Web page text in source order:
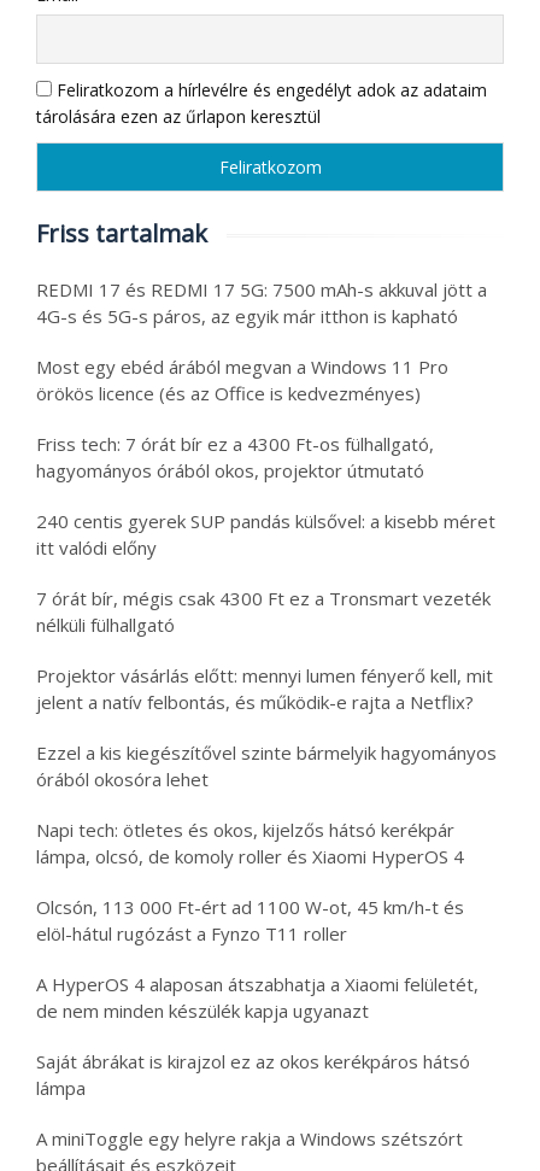
Feliratkozom a hírlevélre és engedélyt adok az adataim
tárolására ezen az űrlapon keresztül
Friss tartalmak
REDMI 17 és REDMI 17 5G: 7500 mAh-s akkuval jött a
4G-s és 5G-s páros, az egyik már itthon is kapható
Most egy ebéd árából megvan a Windows 11 Pro
örökös licence (és az Office is kedvezményes)
Friss tech: 7 órát bír ez a 4300 Ft-os fülhallgató,
hagyományos órából okos, projektor útmutató
240 centis gyerek SUP pandás külsővel: a kisebb méret
itt valódi előny
7 órát bír, mégis csak 4300 Ft ez a Tronsmart vezeték
nélküli fülhallgató
Projektor vásárlás előtt: mennyi lumen fényerő kell, mit
jelent a natív felbontás, és működik-e rajta a Netflix?
Ezzel a kis kiegészítővel szinte bármelyik hagyományos
órából okosóra lehet
Napi tech: ötletes és okos, kijelzős hátsó kerékpár
lámpa, olcsó, de komoly roller és Xiaomi HyperOS 4
Olcsón, 113 000 Ft-ért ad 1100 W-ot, 45 km/h-t és
elöl-hátul rugózást a Fynzo T11 roller
A HyperOS 4 alaposan átszabhatja a Xiaomi felületét,
de nem minden készülék kapja ugyanazt
Saját ábrákat is kirajzol ez az okos kerékpáros hátsó
lámpa
A miniToggle egy helyre rakja a Windows szétszórt
beállításait és eszközeit